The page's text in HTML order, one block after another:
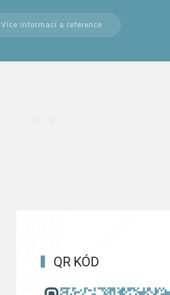
Více informací a reference
QR KÓD